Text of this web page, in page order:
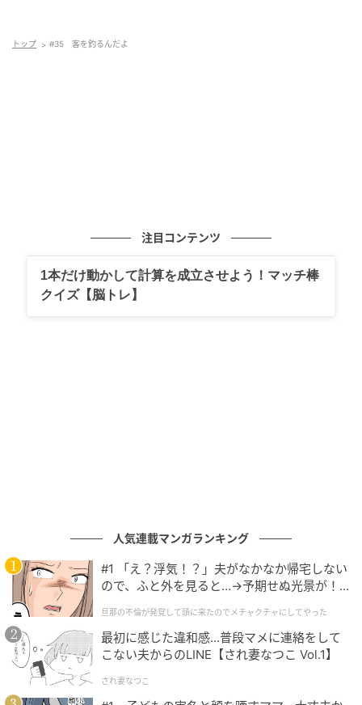
トップ #35 客を釣るんだよ
注目コンテンツ
1本だけ動かして計算を成立させよう！マッチ棒
クイズ【脳トレ】
人気連載マンガランキング
#1 「え？浮気！？」夫がなかなか帰宅しない
ので、ふと外を見ると…→予期せぬ光景が！
クチャにしてやった
旦那の不倫が発覚して頭に来たのでメチャクチャにしてやった
最初に感じた違和感…普段マメに連絡をして
こない夫からのLINE【され妻なつこ Vol.1】
され妻なつこ